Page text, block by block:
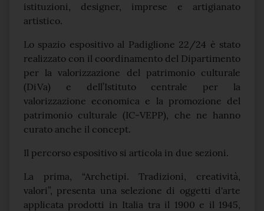
istituzioni, designer, imprese e artigianato
artistico.
Lo spazio espositivo al Padiglione 22/24 è stato
realizzato con il coordinamento del Dipartimento
per la valorizzazione del patrimonio culturale
(DiVa) e dell’Istituto centrale per la
valorizzazione economica e la promozione del
patrimonio culturale (IC-VEPP), che ne hanno
curato anche il concept.
Il percorso espositivo si articola in due sezioni.
La prima, “Archetipi. Tradizioni, creatività,
valori”, presenta una selezione di oggetti d'arte
applicata prodotti in Italia tra il 1900 e il 1945,